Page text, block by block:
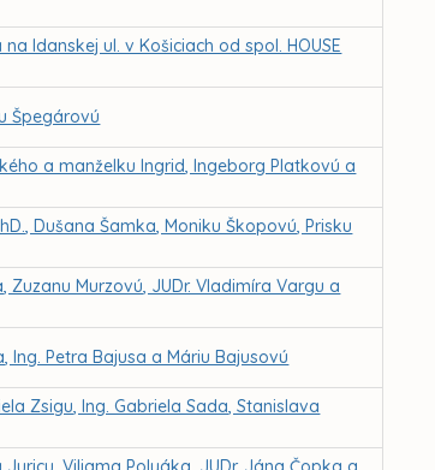
Idanskej ul. v Košiciach od spol. HOUSE
Špegárovú
a manželku Ingrid, Ingeborg Platkovú a
Dušana Šamka, Moniku Škopovú, Prisku
Murzovú, JUDr. Vladimíra Vargu a
Ing. Petra Bajusa a Máriu Bajusovú
Zsigu, Ing. Gabriela Sada, Stanislava